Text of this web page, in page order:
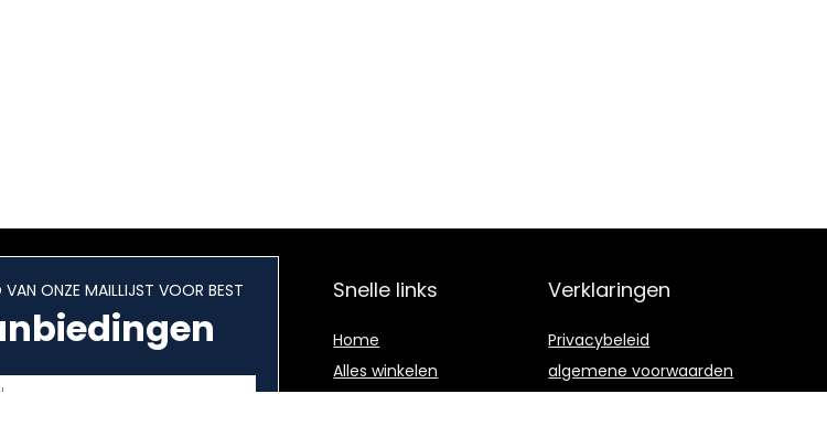
ONZE MAILLIJST VOOR BEST Snelle links
Home
Alles winkelen
Verklaringen
Privacybeleid
algemene voorwaarden